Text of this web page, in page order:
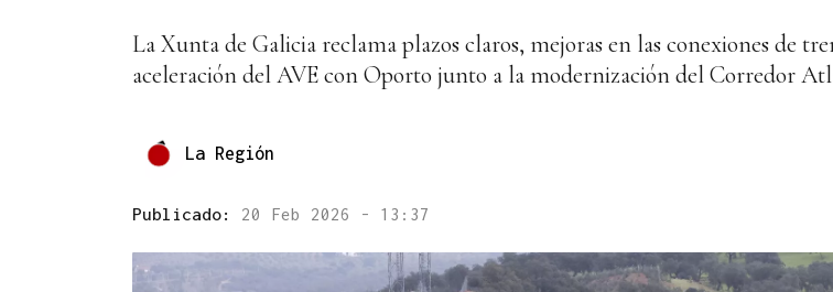
La Xunta de Galicia reclama plazos claros, mejoras en las conexiones de
aceleración del AVE con Oporto junto a la modernización del Corredor
La Región
Publicado: 20 Feb 2026 - 13:37